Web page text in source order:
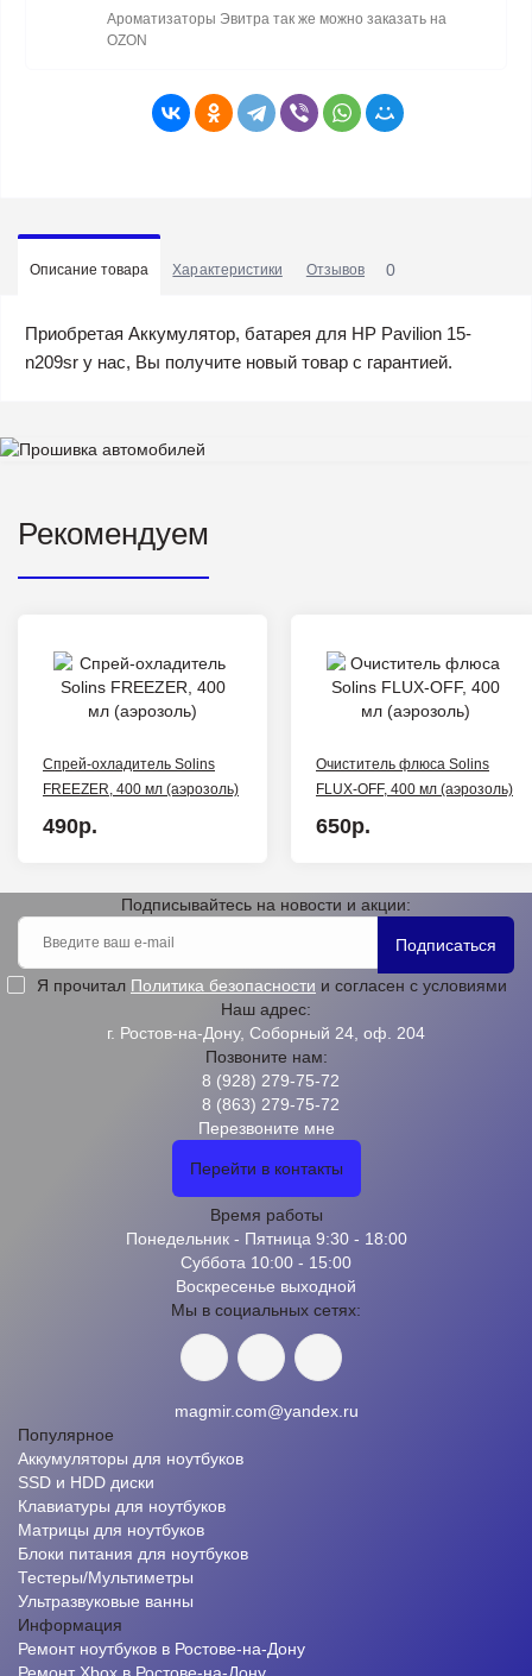
Ароматизаторы Эвитра так же можно заказать на
OZON
Описание товара Характеристики Отзывов 0
Приобретая Аккумулятор, батарея для HP Pavilion 15-
n209sr у нас, Вы получите новый товар с гарантией.
Рекомендуем
Спрей-охладитель Solins
FREEZER, 400 мл (аэрозоль)
490р.
Очиститель флюса Solins
FLUX-OFF, 400 мл (аэрозоль)
650р.
Подписывайтесь на новости и акции:
Подписаться
Я прочитал Политика безопасности и согласен с условиями
Наш адрес:
г. Ростов-на-Дону, Соборный 24, оф. 204
Позвоните нам:
8 (928) 279-75-72
8 (863) 279-75-72
Перезвоните мне
Перейти в контакты
Время работы
Понедельник - Пятница 9:30 - 18:00
Суббота 10:00 - 15:00
Воскресенье выходной
Мы в социальных сетях:
magmir.com@yandex.ru
Популярное
Аккумуляторы для ноутбуков
SSD и HDD диски
Клавиатуры для ноутбуков
Матрицы для ноутбуков
Блоки питания для ноутбуков
Тестеры/Мультиметры
Ультразвуковые ванны
Информация
Ремонт ноутбуков в Ростове-на-Дону